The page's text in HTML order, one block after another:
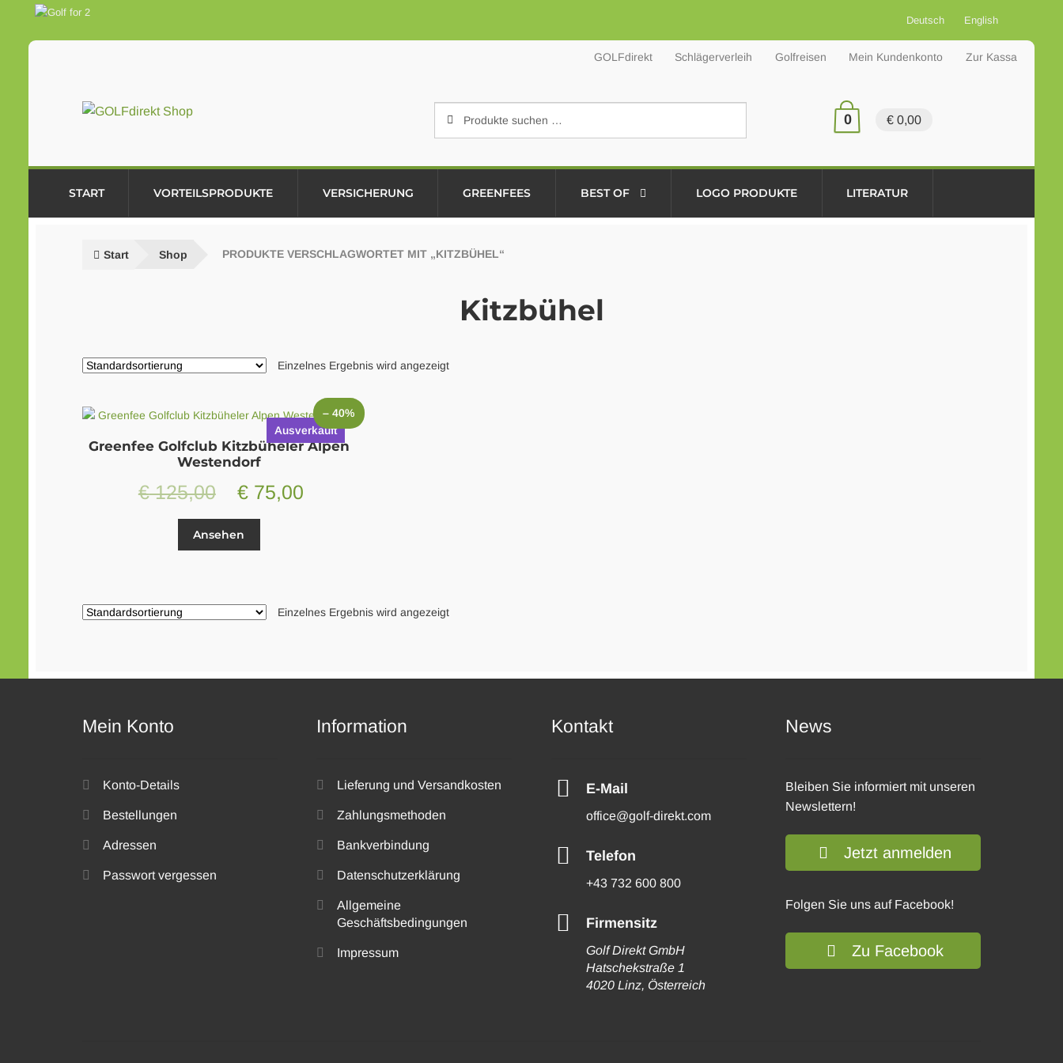
Deutsch English
Zur
Zum
GOLFdirekt Schlägerverleih Golfreisen Mein Kundenkonto Zur Kassa
nach:
0 € 0,00
START VORTEILSPRODUKTE VERSICHERUNG GREENFEES BEST OF LOGO PRODUKTE LITERATUR
Start Shop PRODUKTE VERSCHLAGWORTET MIT „KITZBÜHEL“
Kitzbühel
Einzelnes Ergebnis wird angezeigt
Ausverkauft
Greenfee Golfclub Kitzbüheler Alpen
Westendorf
– 40%
€125,00
Ursprünglicher
Preis
war:
€75,00Aktueller
Ansehen
Einzelnes Ergebnis wird angezeigt
Mein Konto
Konto-Details
Bestellungen
Adressen
Passwort vergessen
Information
Lieferung und Versandkosten
Zahlungsmethoden
Bankverbindung
Datenschutzerklärung
Allgemeine
Geschäftsbedingungen
Impressum
Kontakt
E-Mail
office@golf-direkt.com
Telefon
+43 732 600 800
Firmensitz
Golf Direkt GmbH
Hatschekstraße 1
4020 Linz, Österreich
News
Bleiben Sie informiert mit unseren
Newslettern!
Jetzt anmelden
Folgen Sie uns auf Facebook!
Zu Facebook